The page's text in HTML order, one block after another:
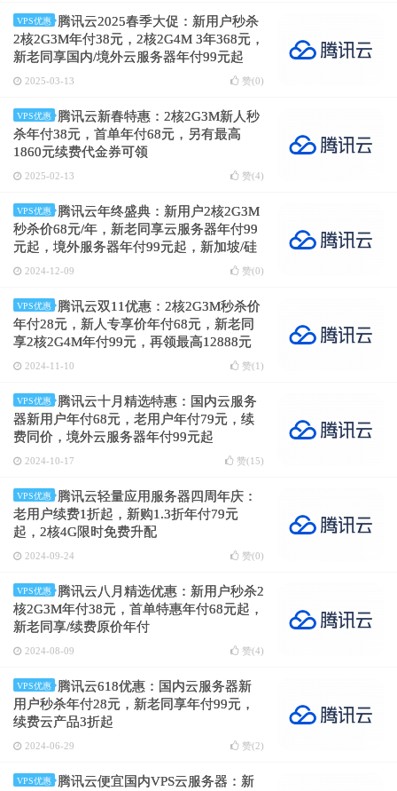
VPS优惠
腾讯云2025春季大促：新用户秒杀
2核2G3M年付38元，2核2G4M 3年368元，
新老同享国内/境外云服务器年付99元起
2025-03-13 赞(0)
VPS优惠
腾讯云新春特惠：2核2G3M新人秒
杀年付38元，首单年付68元，另有最高
1860元续费代金券可领
2025-02-13 赞(4)
VPS优惠
腾讯云年终盛典：新用户2核2G3M
秒杀价68元/年，新老同享云服务器年付99
元起，境外服务器年付99元起，新加坡/硅
谷/法兰克福/东京/首尔机房
2024-12-09 赞(0)
VPS优惠
腾讯云双11优惠：2核2G3M秒杀价
年付28元，新人专享价年付68元，新老同
享2核2G4M年付99元，再领最高12888元
续费/升级代金券
2024-11-10 赞(1 )
VPS优惠
腾讯云十月精选特惠：国内云服务
器新用户年付68元，老用户年付79元，续
费同价，境外云服务器年付99元起
2024-10-17 赞(15)
VPS优惠
腾讯云轻量应用服务器四周年庆：
老用户续费1折起，新购1.3折年付79元
起，2核4G限时免费升配
2024-09-24 赞(0)
VPS优惠
腾讯云八月精选优惠：新用户秒杀2
核2G3M年付38元，首单特惠年付68元起，
新老同享/续费原价年付
2024-08-09 赞(4)
VPS优惠
腾讯云618优惠：国内云服务器新
用户秒杀年付28元，新老同享年付99元，
续费云产品3折起
2024-06-29 赞(2)
VPS优惠
腾讯云便宜国内VPS云服务器：新